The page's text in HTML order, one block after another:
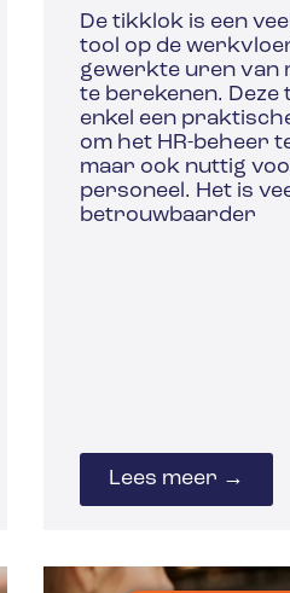
De tikklok is een
tool op de
gewerkte uren van
te berekenen. Deze
enkel een
om het HR-beheer
maar ook nuttig
personeel. Het is
betrouwbaarder
Lees meer →